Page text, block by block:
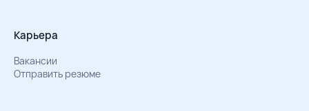
Карьера
Вакансии
Отправить резюме